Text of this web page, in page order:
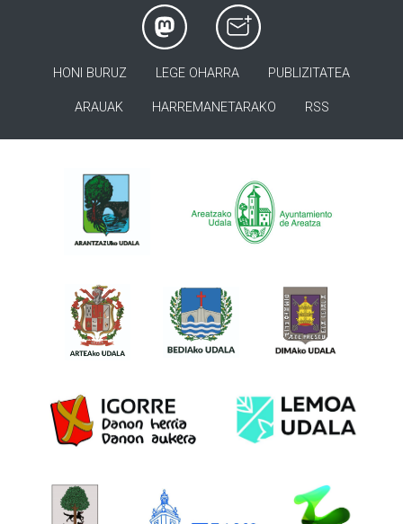
HONI BURUZ LEGE OHARRA PUBLIZITATEA
ARAUAK HARREMANETARAKO RSS